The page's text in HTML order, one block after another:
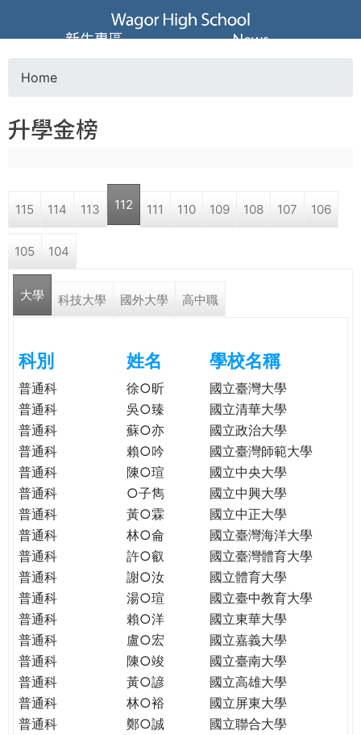
Jump to navigation
葳
格
高
學
格。
民。
WAGOR
TODAY
THE
o
a
r
e
e
r
e
Home
升學金榜
115 114 113 112 111 110 109 108 107 106
105 104
大學 科技大學 國外大學 高中職
科別 姓名 學校名稱
普通科 徐○昕
國立臺灣大學
普通科
吳○臻
國立清華大學
普通科
蘇○亦
國立政治大學
普通科
賴○吟
國立臺灣師範大學
普通科
陳○瑄
國立中央大學
普通科
○子雋
國立中興大學
普通科
黃○霖
國立中正大學
普通科
林○侖
國立臺灣海洋大學
普通科
許○叡
國立臺灣體育大學
普通科
謝○汝
國立體育大學
普通科
湯○瑄
國立臺中教育大學
普通科
賴○洋
國立東華大學
普通科
盧○宏
國立嘉義大學
普通科
陳○竣
國立臺南大學
普通科
黃○諺
國立高雄大學
普通科
林○裕
國立屏東大學
普通科
鄭○誠
國立聯合大學
新生專區 News